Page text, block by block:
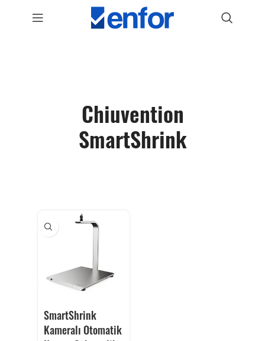
Chiuvention
SmartShrink
SmartShrink
Kameralı Otomatik